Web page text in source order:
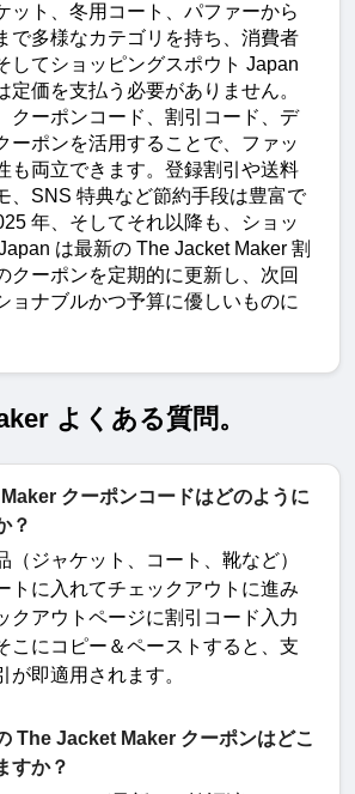
ット、冬用コート、パファーから
で多様なカテゴリを持ち、消費者
してショッピングスポウト Japan
定価を支払う必要がありません。
クーポンコード、割引コード、デ
ーポンを活用することで、ファッ
も両立できます。登録割引や送料
、SNS 特典など節約手段は豊富で
年、そしてそれ以降も、ショッ
は最新の The Jacket Maker 割
クーポンを定期的に更新し、次回
ョナブルかつ予算に優しいものに
よくある質問。
クーポンコードはどのように
？
（ジャケット、コート、靴など）
トに入れてチェックアウトに進み
クアウトページに割引コード入力
こにコピー＆ペーストすると、支
が即適用されます。
The Jacket Maker クーポンはどこ
すか？